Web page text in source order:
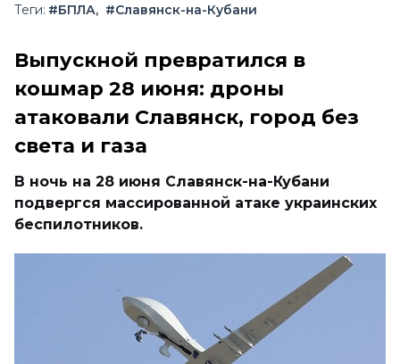
Теги: #БПЛА #Славянск-на-Кубани
Выпускной превратился в
кошмар 28 июня: дроны
атаковали Славянск, город без
света и газа
В ночь на 28 июня Славянск-на-Кубани
подвергся массированной атаке украинских
беспилотников.